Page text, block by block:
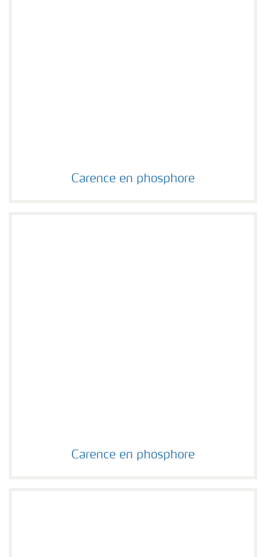
Carence en phosphore
Carence en phosphore
Carence en phosphore
Carence en phosphore